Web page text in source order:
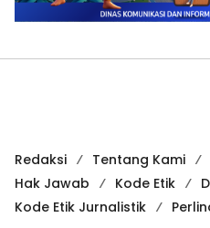
Redaksi Tentang Kami
Hak Jawab
Kode Etik
Kode Etik Jurnalistik